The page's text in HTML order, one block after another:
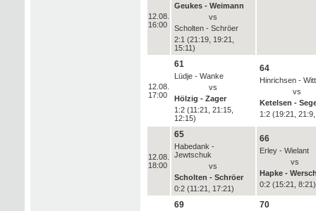
12.08.
16:00
Geukes - Weimann
vs
Scholten - Schröer
2:1 (21:19, 19:21,
15:11)
12.08.
17:00
61
Lüdje - Wanke
vs
Hölzig - Zager
1:2 (11:21, 21:15,
12:15)
64
Hinrichsen -
vs
Ketelsen -
1:2 (19:21,
12.08.
18:00
65
Habedank -
Jewtschuk
vs
Scholten - Schröer
0:2 (11:21, 17:21)
66
Erley - Wielant
vs
Hapke -
0:2 (15:21, 8:21)
69 70